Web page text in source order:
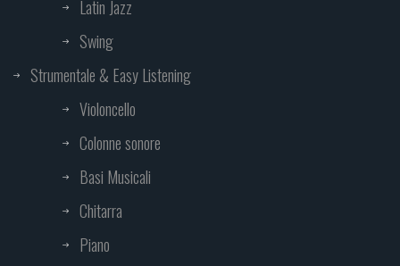
Latin Jazz
Swing
Strumentale & Easy Listening
Violoncello
Colonne sonore
Basi Musicali
Chitarra
Piano